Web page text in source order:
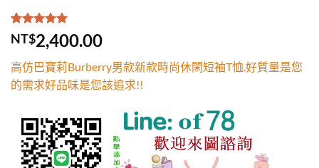
評分5.00/
5，已有
1
位
分
NT$2,400.00
高仿巴寶莉Burberry男款新款時尚休閑短袖T恤.好質量是您
的需求好品味是您該追求!!